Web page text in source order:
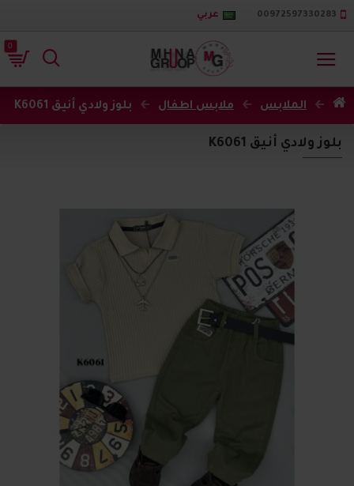
00972597330283 عربي
0
الملابس ملابس اطفال بلوز ولادي أنيق K6061
بلوز ولادي أنيق K6061